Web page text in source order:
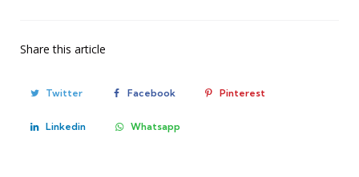
Share this article
Twitter Facebook Pinterest
Linkedin Whatsapp